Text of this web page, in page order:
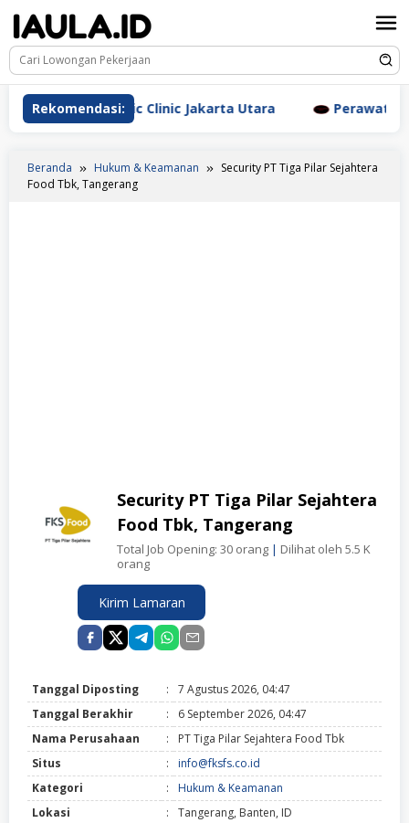
konten
Rekomendasi:
Aesthetic Clinic Jakarta Utara Perawat Dr.
Beranda Hukum & Keamanan
Security PT Tiga Pilar Sejahtera
Food Tbk, Tangerang
Security PT Tiga Pilar Sejahtera
Food Tbk, Tangerang
Total Job Opening: 30 orang | Dilihat oleh 5.5 K
orang
Kirim Lamaran
Tanggal Diposting :
7 Agustus 2026, 04:47
Tanggal Berakhir
:
6 September 2026, 04:47
Nama Perusahaan
:
PT Tiga Pilar Sejahtera Food Tbk
Situs
:
info@fksfs.co.id
Kategori
:
Hukum & Keamanan
Lokasi
: Tangerang, Banten, ID